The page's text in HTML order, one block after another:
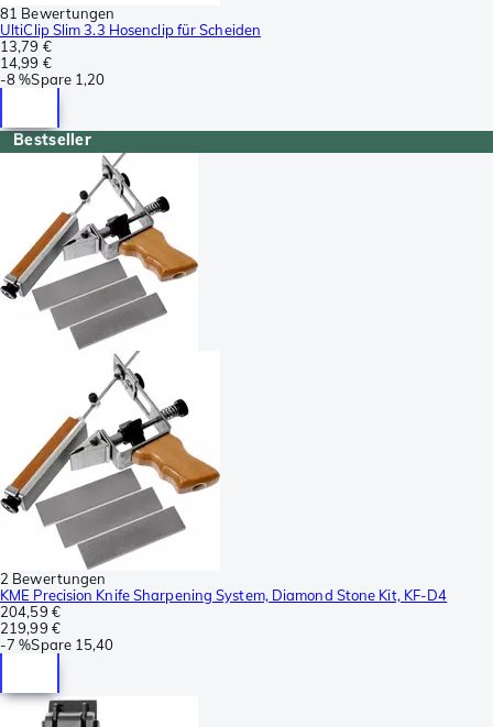
81 Bewertungen
UltiClip Slim 3.3 Hosenclip für Scheiden
13,79 €
14,99 €
-8 %Spare 1,20
Bestseller
2 Bewertungen
KME Precision Knife Sharpening System, Diamond Stone Kit, KF-D4
204,59 €
219,99 €
-7 %Spare 15,40